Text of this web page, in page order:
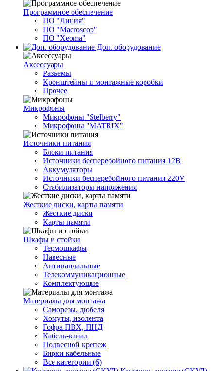
Программное обеспечение
ПО "Линия"
ПО "Macroscop"
ПО "Xeoma"
Доп. оборудование
Аксессуары
Разъемы
Кронштейны и монтажные коробки
Прочее
Микрофоны
Микрофоны "Stelberry"
Микрофоны "MATRIX"
Источники питания
Блоки питания
Источники бесперебойного питания 12В
Аккумуляторы
Источники бесперебойного питания 220V
Стабилизаторы напряжения
Жесткие диски, карты памяти
Жесткие диски
Карты памяти
Шкафы и стойки
Термошкафы
Навесные
Антивандальные
Телекоммуникационные
Комплектующие
Материалы для монтажа
Саморезы, дюбеля
Хомуты, изолента
Гофра ПВХ, ПНД
Кабель-канал
Подвесной крепеж
Бирки кабельные
Все категории (6)